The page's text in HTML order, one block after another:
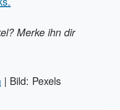
Merke ihn dir
| Bild: Pexels